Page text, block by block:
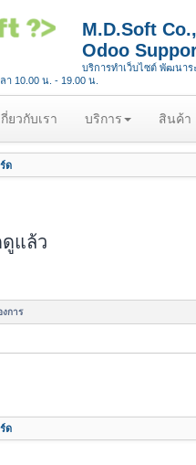
M.D.Soft
Odoo
บริการทำเว็บไซต์ พัฒนาร
10.00 น. - 19.00 น.
กี่ยวกับเรา บริการ สินค้า
ด
แล้ว
การ
ด